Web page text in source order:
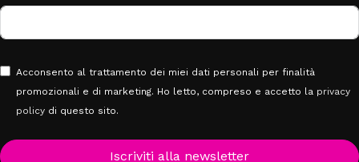
Acconsento al trattamento dei miei dati personali per finalità
promozionali e di marketing. Ho letto, compreso e accetto la privacy
policy di questo sito.
Iscriviti alla newsletter